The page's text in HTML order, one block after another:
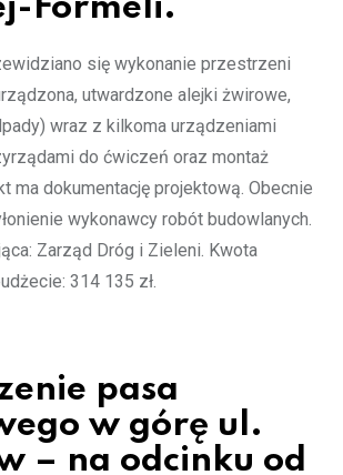
Formeli.
się wykonanie przestrzeni
utwardzone alejki żwirowe,
wraz z kilkoma urządzeniami
do ćwiczeń oraz montaż
ma dokumentację projektową. Obecnie
wykonawcy robót budowlanych.
Zarząd Dróg i Zieleni. Kwota
314 135 zł.
pasa
w górę ul.
– na odcinku od